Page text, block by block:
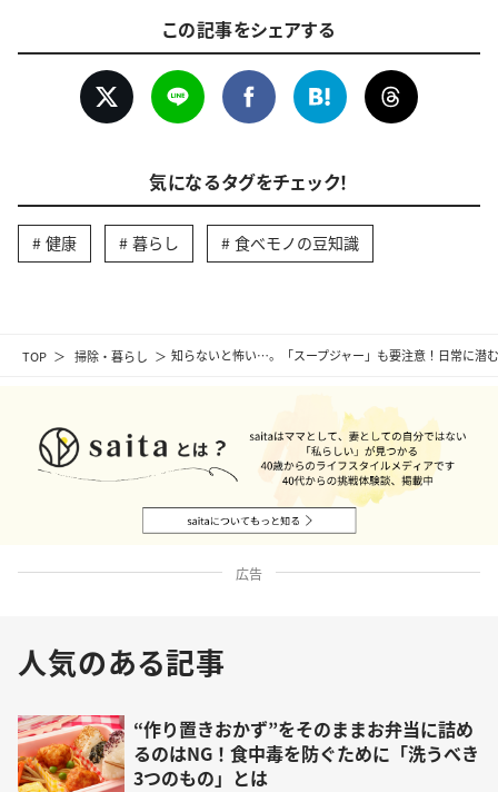
TOP 掃除・暮らし 知らないと怖い…。「スープジャー」も要注意！日常に潜
この記事をシェアする
気になるタグをチェック！
健康 暮らし 食べモノの豆知識
広告
人気のある記事
“作り置きおかず”をそのままお弁当に詰め
るのはNG！食中毒を防ぐために「洗うべき
3つのもの」とは